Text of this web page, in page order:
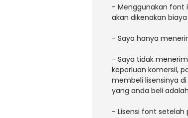
- Menggunakan font
akan dikenakan biaya
- Saya hanya
- Saya tidak
keperluan komersil,
membeli lisensinya di
yang anda beli adalah
- Lisensi font